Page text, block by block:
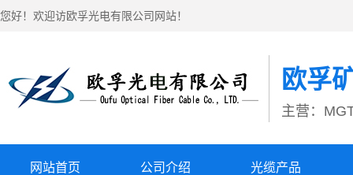
您好！欢迎访欧孚光电有限公司网站！
欧孚
主营：
网站首页 公司介绍 光缆产品